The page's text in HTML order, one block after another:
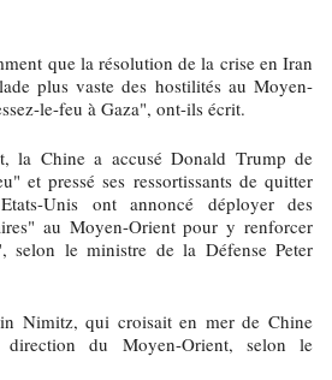
que la résolution de la crise en Iran
plus vaste des hostilités au Moyen-
le-feu à Gaza", ont-ils écrit.
la Chine a accusé Donald Trump de
et pressé ses ressortissants de quitter
Unis ont annoncé déployer des
au Moyen-Orient pour y renforcer
selon le ministre de la Défense Peter
Nimitz, qui croisait en mer de Chine
du Moyen-Orient, selon le